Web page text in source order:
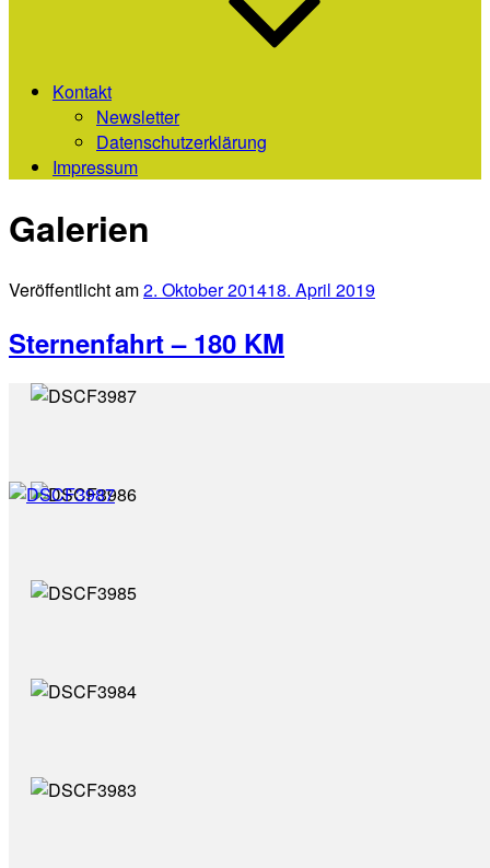
Kontakt
Newsletter
Datenschutzerklärung
Impressum
Galerien
Veröffentlicht am2. Oktober 201418. April 2019
Sternenfahrt – 180 KM